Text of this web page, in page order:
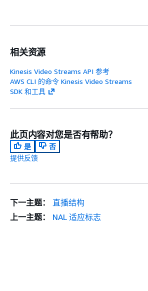
相关资源
Kinesis Video Streams API 参考
AWS CLI 的命令 Kinesis Video Streams
SDK 和工具
此页内容对您是否有帮助？
是
否
提供反馈
下一主题：
直播结构
上一主题：
NAL 适应标志